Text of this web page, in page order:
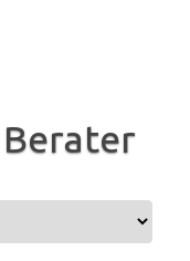
Berater